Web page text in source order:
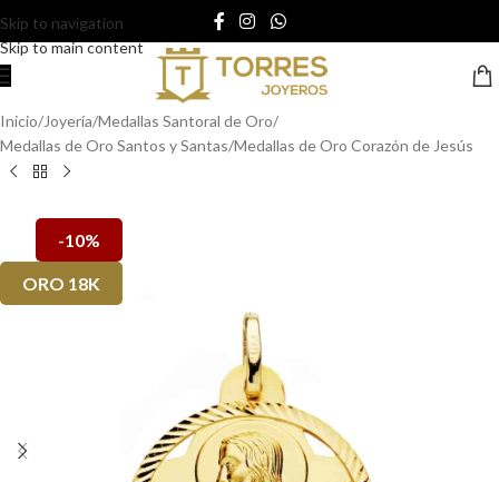
Skip to navigation
Skip to main content
Inicio/Joyería/Medallas Santoral de Oro/
Medallas de Oro Santos y Santas/Medallas de Oro Corazón de Jesús
-10%
ORO 18K